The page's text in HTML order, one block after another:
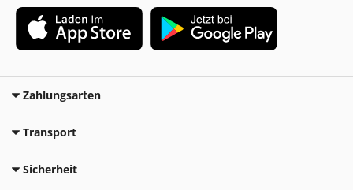
Zahlungsarten
Transport
Sicherheit